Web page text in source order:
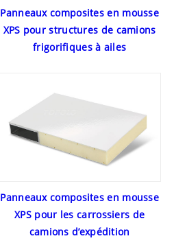
Panneaux composites en mousse
XPS pour structures de camions
frigorifiques à ailes
Panneaux composites en mousse
XPS pour les carrossiers de
camions d’expédition